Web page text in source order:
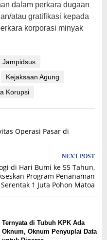
dalam perkara dugaan
atau gratifikasi kepada
korporasi minyak
Jampidsus
Kejaksaan Agung
Korupsi
Operasi Pasar di
NEXT POST
di Hari Bumi ke 55 Tahun,
Program Penanaman
Serentak 1 Juta Pohon Matoa
Ternyata di Tubuh KPK Ada
Oknum, Oknum Penyuplai Data